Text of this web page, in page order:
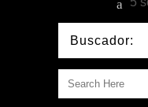
Buscador: